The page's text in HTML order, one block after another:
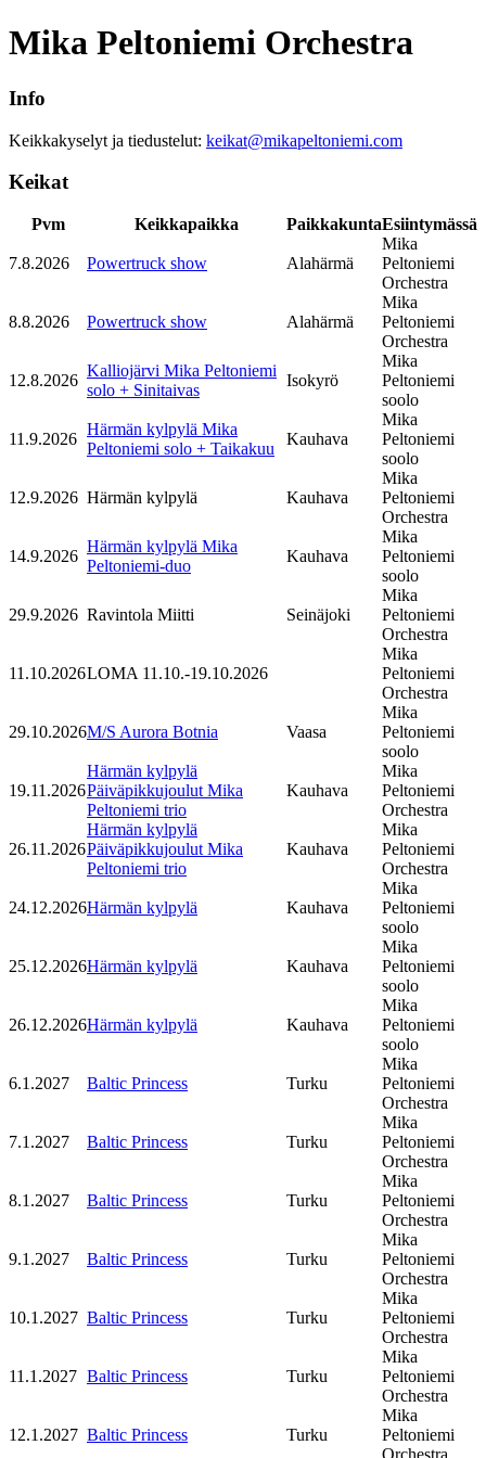
Mika Peltoniemi Orchestra
Info
Keikkakyselyt ja tiedustelut: keikat@mikapeltoniemi.com
Keikat
Pvm Keikkapaikka PaikkakuntaEsiintymässä
7.8.2026 Powertruck show Alahärmä
Mika
Peltoniemi
Orchestra
8.8.2026 Powertruck show Alahärmä
Mika
Peltoniemi
Orchestra
12.8.2026
Kalliojärvi Mika Peltoniemi
solo + Sinitaivas
Isokyrö
Mika
Peltoniemi
soolo
11.9.2026
Härmän kylpylä Mika
Peltoniemi solo + Taikakuu
Kauhava
Mika
Peltoniemi
soolo
12.9.2026 Härmän kylpylä Kauhava
Mika
Peltoniemi
Orchestra
14.9.2026
Härmän kylpylä Mika
Peltoniemi-duo
Kauhava
Mika
Peltoniemi
soolo
29.9.2026 Ravintola Miitti Seinäjoki
Mika
Peltoniemi
Orchestra
11.10.2026LOMA 11.10.-19.10.2026
Mika
Peltoniemi
Orchestra
29.10.2026M/S Aurora Botnia Vaasa
Mika
Peltoniemi
soolo
19.11.2026
Härmän kylpylä
Päiväpikkujoulut Mika
Peltoniemi trio
Kauhava
Mika
Peltoniemi
Orchestra
26.11.2026
Härmän kylpylä
Päiväpikkujoulut Mika
Peltoniemi trio
Kauhava
Mika
Peltoniemi
Orchestra
24.12.2026Härmän kylpylä Kauhava
Mika
Peltoniemi
soolo
25.12.2026Härmän kylpylä Kauhava
Mika
Peltoniemi
soolo
26.12.2026Härmän kylpylä Kauhava
Mika
Peltoniemi
soolo
6.1.2027 Baltic Princess Turku
Mika
Peltoniemi
Orchestra
7.1.2027 Baltic Princess Turku
Mika
Peltoniemi
Orchestra
8.1.2027 Baltic Princess Turku
Mika
Peltoniemi
Orchestra
9.1.2027 Baltic Princess Turku
Mika
Peltoniemi
Orchestra
10.1.2027 Baltic Princess Turku
Mika
Peltoniemi
Orchestra
11.1.2027 Baltic Princess Turku
Mika
Peltoniemi
Orchestra
12.1.2027 Baltic Princess Turku
Mika
Peltoniemi
Orchestra